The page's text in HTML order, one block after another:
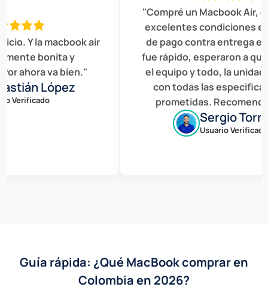
la macbook air
bonita y
va bien."
López
"Compré un Macbook Air,
excelentes condiciones el
de pago contra entrega en
fue rápido, esperaron a que
el equipo y todo, la unidad
con todas las
prometidas.
Sergio Torres
Usuario Verificado
Guía rápida: ¿Qué MacBook comprar en
Colombia en 2026?